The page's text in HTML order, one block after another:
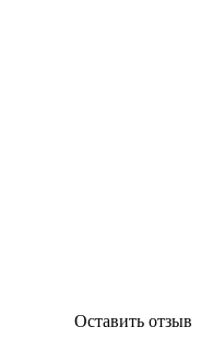
Оставить отзыв